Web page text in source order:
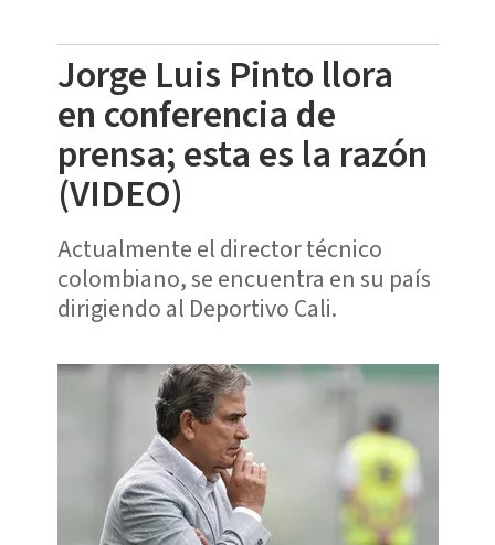
Jorge Luis Pinto llora
en conferencia de
prensa; esta es la razón
(VIDEO)
Actualmente el director técnico
colombiano, se encuentra en su país
dirigiendo al Deportivo Cali.